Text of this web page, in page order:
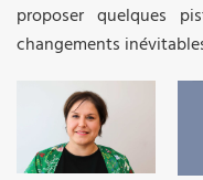
proposer quelques
changements